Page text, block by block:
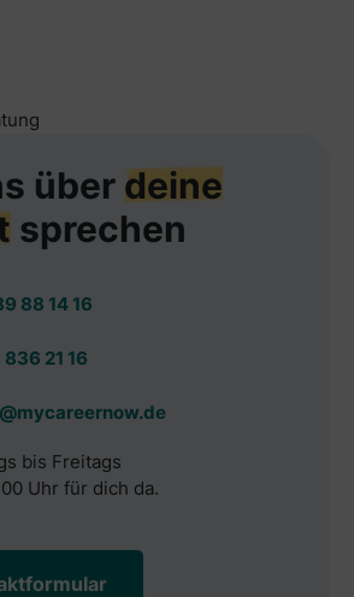
über deine
sprechen
88 14 16
21 16
bis Freitags
Uhr für dich da.